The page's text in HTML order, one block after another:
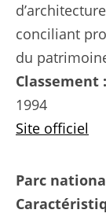
conciliant
du
Classement :
1994
Site officiel
Parc